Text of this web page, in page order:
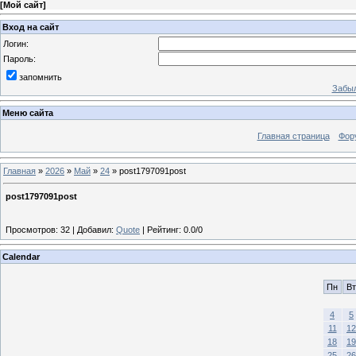
[Мой сайт]
Вход на сайт
Логин:
Пароль:
запомнить
Меню сайта
Главная страница
Главная » 2026 » Май » 24 » post1797091post
post1797091post
Просмотров: 32 | Добавил: Quote | Рейтинг: 0.0/0
Calendar
Пн Вт
4
5
11
12
18
19